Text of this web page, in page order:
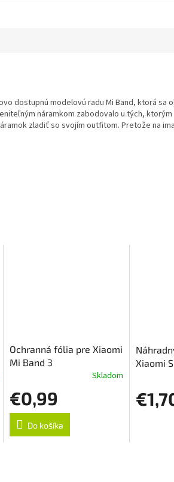
Ochranná fólia pre Xiaomi
Mi Band 3
Skladom
€0,99
Do košíka
Xiaomi
dostupnú modelovú radu Mi Band, ktorá sa
náramkom zabodovalo u tých,
zladiť so svojím outfitom. Pretože na